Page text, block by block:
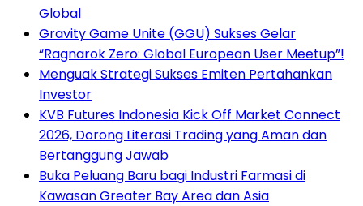
Global
Gravity Game Unite (GGU) Sukses Gelar
“Ragnarok Zero: Global European User Meetup”!
Menguak Strategi Sukses Emiten Pertahankan
Investor
KVB Futures Indonesia Kick Off Market Connect
2026, Dorong Literasi Trading yang Aman dan
Bertanggung Jawab
Buka Peluang Baru bagi Industri Farmasi di
Kawasan Greater Bay Area dan Asia